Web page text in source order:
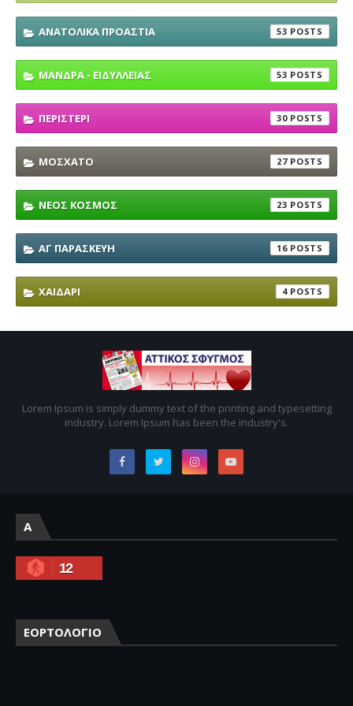
ΑΝΑΤΟΛΙΚΑ ΠΡΟΑΣΤΙΑ 53
ΜΑΝΔΡΑ - ΕΙΔΥΛΛΕΙΑΣ 53
ΠΕΡΙΣΤΕΡΙ 30
ΜΟΣΧΑΤΟ 27
ΝΕΟΣ ΚΟΣΜΟΣ 23
ΑΓ ΠΑΡΑΣΚΕΥΗ 16
ΧΑΙΔΑΡΙ 4
Lorem Ipsum is simply dummy text of the printing and typesetting
industry. Lorem Ipsum has been the industry's.
A
12
ΕΟΡΤΟΛΟΓΙΟ